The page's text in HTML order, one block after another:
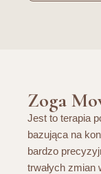
Zoga
Jest to terapia
bazująca na
bardzo
trwałych zmian